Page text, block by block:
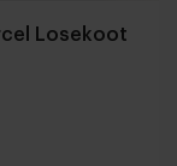
Losekoot